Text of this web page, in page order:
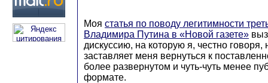
Моя статья по поводу легитимности
Владимира Путина в «Новой газете»
дискуссию, на которую я, честно
заставляет меня вернуться к
более развернутом и чуть-чуть менее
формате.